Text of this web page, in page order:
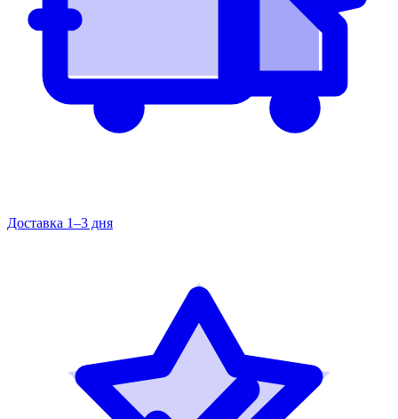
Доставка 1–3 дня